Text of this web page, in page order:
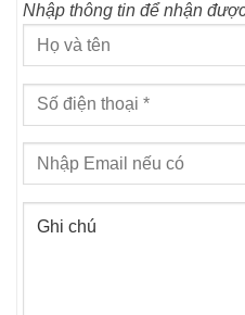
Nhập thông tin để nhận